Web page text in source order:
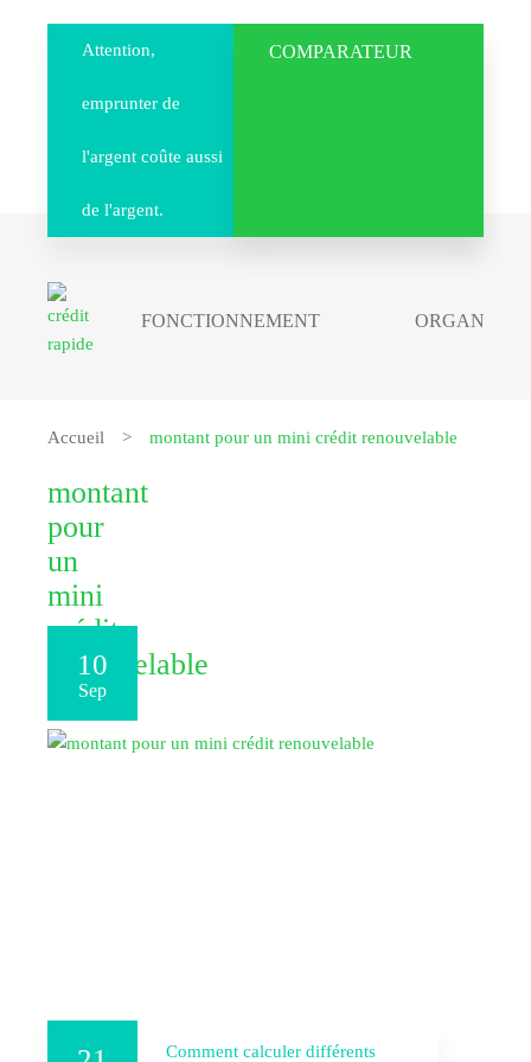
Attention,
emprunter de
l'argent coûte aussi
de l'argent.
COMPARATEUR
FONCTIONNEMENT ORGANISME
Accueil montant pour un mini crédit renouvelable
montant
pour
un
mini
crédit
renouvelable
10
Sep
Comment calculer différents